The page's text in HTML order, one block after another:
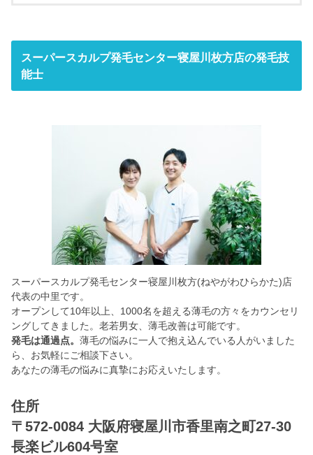
スーパースカルプ発毛センター寝屋川枚方店の発毛技
能士
スーパースカルプ発毛センター寝屋川枚方(ねやがわひらかた)店
代表の中里です。
オープンして10年以上、1000名を超える薄毛の方々をカウンセリ
ングしてきました。老若男女、薄毛改善は可能です。
発毛は通過点。薄毛の悩みに一人で抱え込んでいる人がいました
ら、お気軽にご相談下さい。
あなたの薄毛の悩みに真摯にお応えいたします。
住所
〒572-0084 大阪府寝屋川市香里南之町27-30
長楽ビル604号室